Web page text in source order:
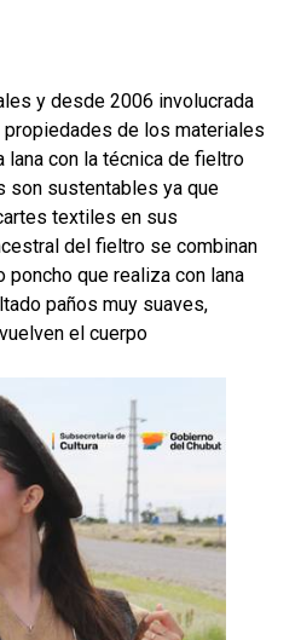
y desde 2006 involucrada
de los materiales
con la técnica de fieltro
son sustentables ya que
textiles en sus
del fieltro se combinan
poncho que realiza con lana
paños muy suaves,
el cuerpo